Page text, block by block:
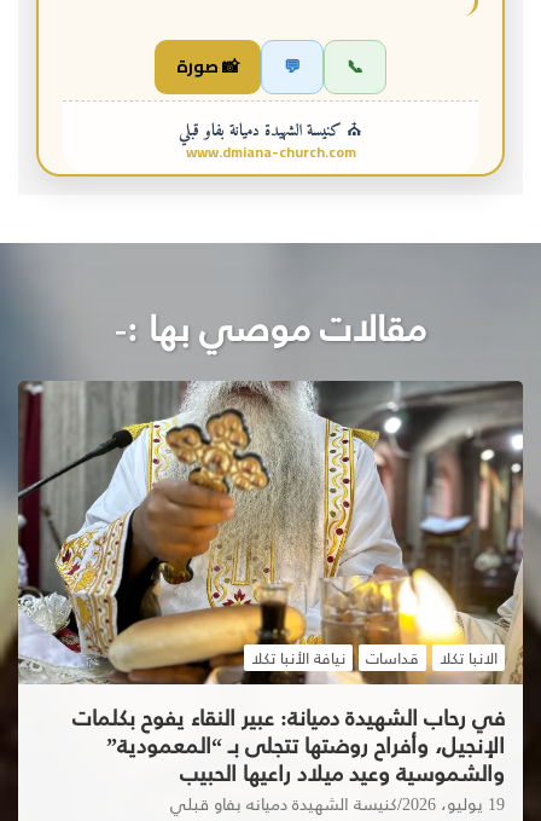
📞
💬 📸 صورة
⛪ كنيسة الشهيدة دميانة بفاو قبلي
www.dmiana-church.com
مقالات موصي بها :-
الانبا تكلا قداسات نيافة الأنبا تكلا
في رحاب الشهيدة دميانة: عبير النقاء يفوح بكلمات
الإنجيل، وأفراح روضتها تتجلى بـ “المعمودية”
والشموسية وعيد ميلاد راعيها الحبيب
19 يوليو، 2026 كنيسة الشهيدة دميانه بفاو قبلي